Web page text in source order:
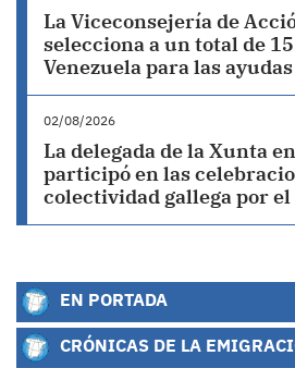
La Viceconsejería de
selecciona a un total de
Venezuela para las
02/08/2026
La delegada de la Xunta
participó en las
colectividad gallega por
EN PORTADA
CRÓNICAS DE LA